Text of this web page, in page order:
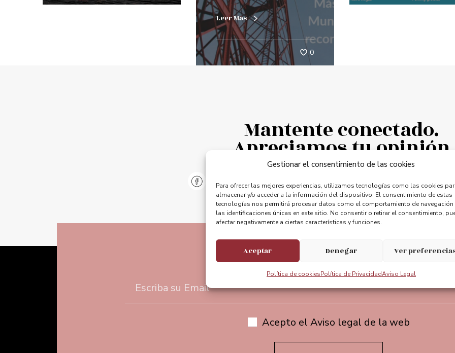
Gestionar el consentimiento de las cookies
Para ofrecer las mejores experiencias, utilizamos tecnologías como las cookies
almacenar y/o acceder a la información del dispositivo. El consentimiento de estas
tecnologías nos permitirá procesar datos como el comportamiento de navegación
las identificaciones únicas en este sitio. No consentir o retirar el consentimiento,
afectar negativamente a ciertas características y funciones.
Aceptar Denegar Ver
Política de cookiesPolítica de PrivacidadAviso Legal
Leer Mas
0
Mantente conectado.
Apreciamos tu opinión
@puentebizkaia @puente_bizkaia
Suscríbete a nuestra newsletter
Acepto el Aviso legal de la web